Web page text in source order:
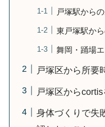
戸塚駅から
東戸塚駅か
舞岡・踊場
戸塚区から所要
戸塚区から
身体づくりで失